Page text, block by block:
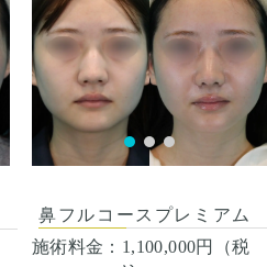
また鼻筋の太さを改善するた
めに幅寄せ骨切りを行いまし
た。
鼻尖部は鼻中隔延長、鼻尖形
成、耳介軟骨移植で鼻背部か
ら続くように高さを出しまし
た。
バランスが整い、立体感が出
治療します。 仕上がりには個
人差があるので、手術を受け
た人全員がこの写真の様な変
化をするわけではありません
のでご注意下さい。 カウンセ
リングにて診察させていただ
いた上でその方一人一人の状
態をふまえて、治療法をご提
鼻フルコースプレミアム
施術料金： 1,100,000円（税